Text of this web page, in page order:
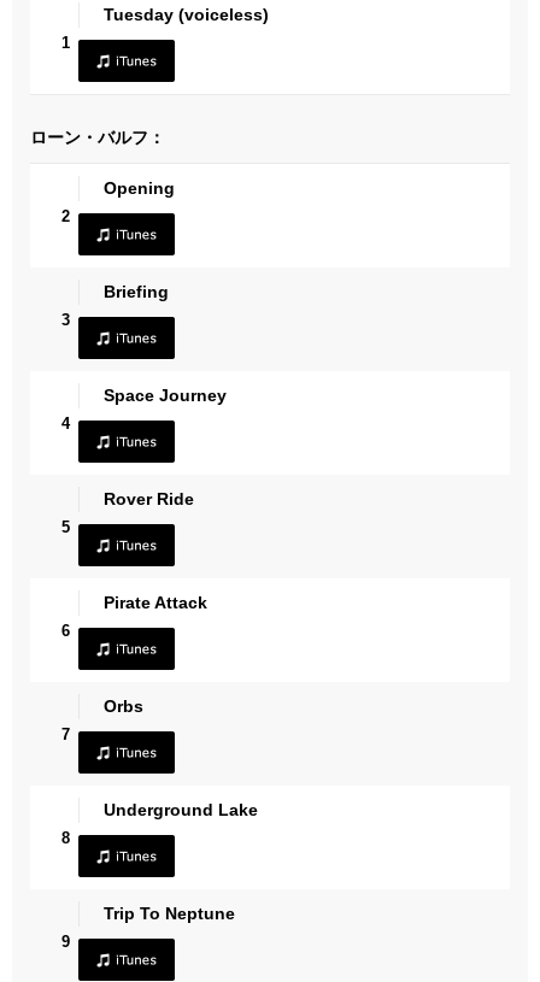
1
Tuesday (voiceless)
ローン・バルフ：
2
Opening
3
Briefing
4
Space Journey
5
Rover Ride
6
Pirate Attack
7
Orbs
8
Underground Lake
9
Trip To Neptune